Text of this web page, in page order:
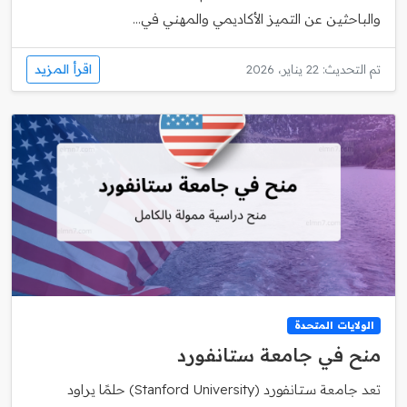
والباحثين عن التميز الأكاديمي والمهني في...
تم التحديث: 22 يناير، 2026 اقرأ المزيد
الولايات المتحدة
منح في جامعة ستانفورد
تعد جامعة ستانفورد (Stanford University) حلمًا يراود